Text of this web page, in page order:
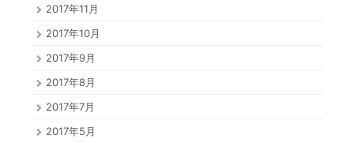
2017年11月
2017年10月
2017年9月
2017年8月
2017年7月
2017年5月